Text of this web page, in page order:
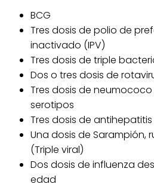
BCG
Tres dosis de polio de
inactivado (IPV)
Tres dosis de triple
Dos o tres dosis de
Tres dosis de neumococo
serotipos
Tres dosis de antihepatitis
Una dosis de Sarampión,
(Triple viral)
Dos dosis de influenza
edad